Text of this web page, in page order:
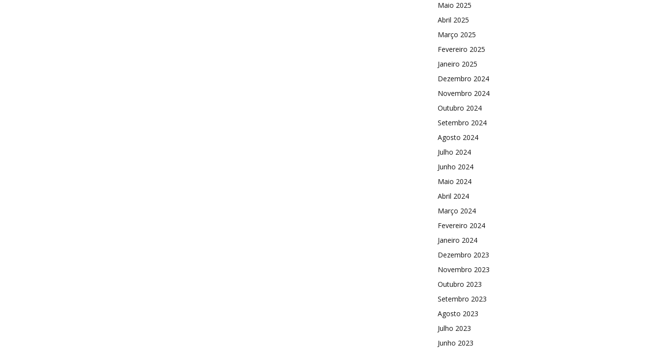
Maio 2025
Abril 2025
Março 2025
Fevereiro 2025
Janeiro 2025
Dezembro 2024
Novembro 2024
Outubro 2024
Setembro 2024
Agosto 2024
Julho 2024
Junho 2024
Maio 2024
Abril 2024
Março 2024
Fevereiro 2024
Janeiro 2024
Dezembro 2023
Novembro 2023
Outubro 2023
Setembro 2023
Agosto 2023
Julho 2023
Junho 2023